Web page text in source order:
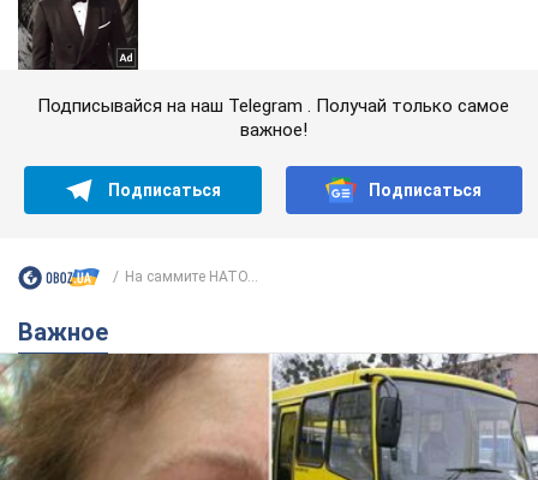
Подписывайся на наш Telegram . Получай только самое
важное!
Подписаться Подписаться
На саммите НАТО...
Важное